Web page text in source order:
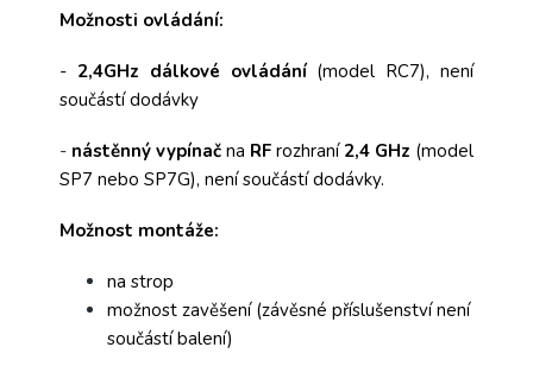
Možnosti ovládání:
- 2,4GHz dálkové ovládání(model RC7), není
součástí dodávky
- nástěnný vypínač na RF rozhraní 2,4 GHz (model
SP7 nebo SP7G), není součástí dodávky.
Možnost montáže:
na strop
možnost zavěšení (závěsné příslušenství není
součástí balení)